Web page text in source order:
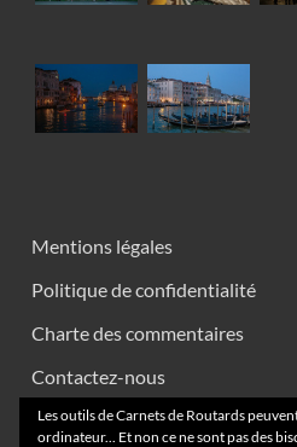
Mentions légales
Politique de confidentialité
Charte des commentaires
Contactez-nous
Les outils de Carnets de Routards
ordinateur... Et non ce ne sont pas des